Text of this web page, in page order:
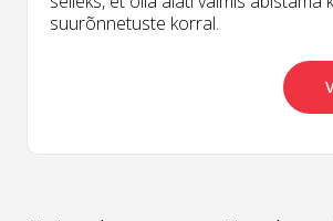
suurõnnetuste korral.